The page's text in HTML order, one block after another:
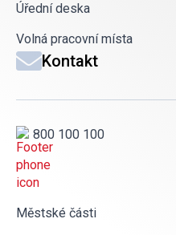
Úřední deska
Volná pracovní místa
Kontakt
800 100 100
Městské části